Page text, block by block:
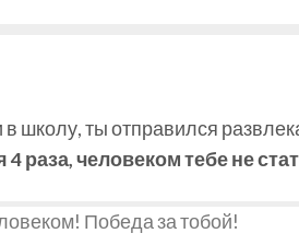
школу, ты отправился
4 раза, человеком тебе не
Победа за тобой!